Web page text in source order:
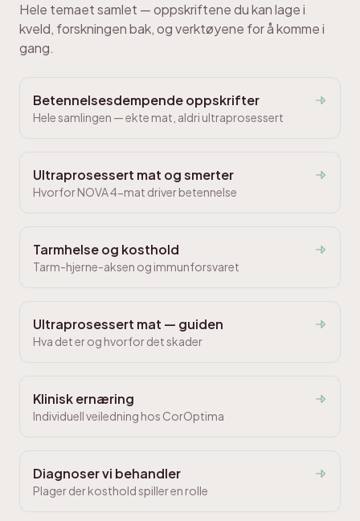
Hele temaet samlet — oppskriftene du kan lage i
kveld, forskningen bak, og verktøyene for å komme i
gang.
Betennelsesdempende oppskrifter
Hele samlingen — ekte mat, aldri ultraprosessert
Ultraprosessert mat og smerter
Hvorfor NOVA 4-mat driver betennelse
Tarmhelse og kosthold
Tarm-hjerne-aksen og immunforsvaret
Ultraprosessert mat — guiden
Hva det er og hvorfor det skader
Klinisk ernæring
Individuell veiledning hos CorOptima
Diagnoser vi behandler
Plager der kosthold spiller en rolle